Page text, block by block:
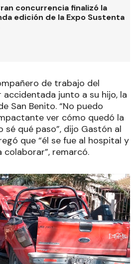
concurrencia finalizó la
edición de la Expo Sustenta
de trabajo del
accidentada junto a su hijo, la
San Benito. “No puedo
ver cómo quedó la
sé qué paso”, dijo Gastón al
que “él se fue al hospital y
remarcó.